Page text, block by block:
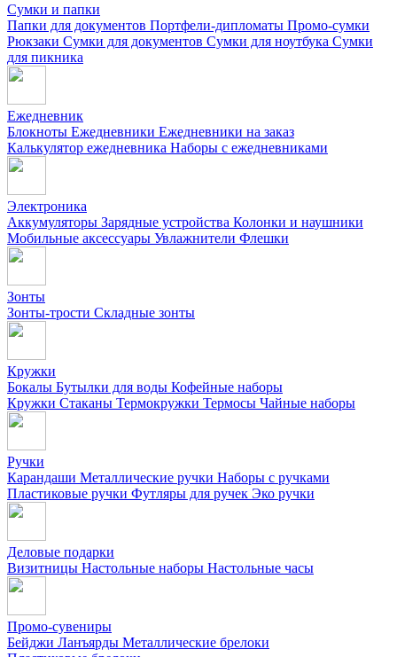
Сумки и папки
Папки для документов Портфели-дипломаты Промо-сумки
Рюкзаки Сумки для документов Сумки для ноутбука Сумки
для пикника
Ежедневник
Блокноты Ежедневники Ежедневники на заказ
Калькулятор ежедневника Наборы с ежедневниками
Электроника
Аккумуляторы Зарядные устройства Колонки и наушники
Мобильные аксессуары Увлажнители Флешки
Зонты
Зонты-трости Складные зонты
Кружки
Бокалы Бутылки для воды Кофейные наборы
Кружки Стаканы Термокружки Термосы Чайные наборы
Ручки
Карандаши Металлические ручки Наборы с ручками
Пластиковые ручки Футляры для ручек Эко ручки
Деловые подарки
Визитницы Настольные наборы Настольные часы
Промо-сувениры
Бейджи Ланъярды Металлические брелоки